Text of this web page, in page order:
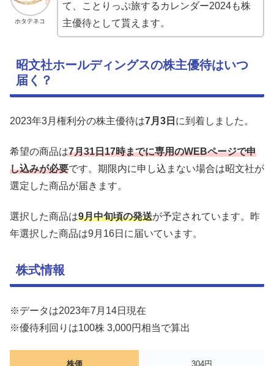
ホタテネコ
て、ことりっぷ旅するカレンダー2024も株
主優待として貰えます。
昭文社ホールディングスの株主優待はいつ
届く？
2023年3月権利分の株主優待は7月3日 に到着しました。
希望の商品は7月31日17時までに専用のWEBページで申
し込みが必要です。期限内に申し込まない場合は昭文社が
選定した商品が届きます。
選択した商品は9月中旬頃の発送が予定されています。昨
年選択した商品は9月16日に届いています。
株式情報
※データは2023年7月14日現在
※優待利回りは100株 3,000円相当で算出
株価 304円